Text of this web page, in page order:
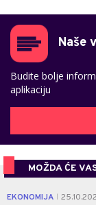
Naše
Budite bolje
aplikaciju
MOŽDA ĆE
EKONOMIJA